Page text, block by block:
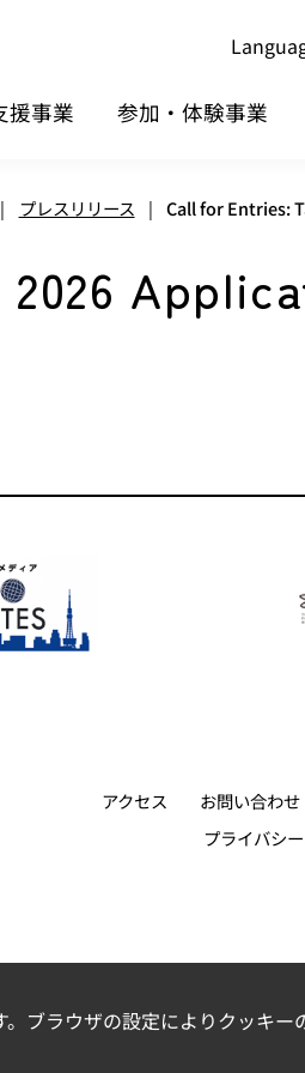
ブラウザの設定によりクッキー
援事業 参加・体験事業
| プレスリリース | Call for Entries:
アクセス お問い合わせ
プライバシ